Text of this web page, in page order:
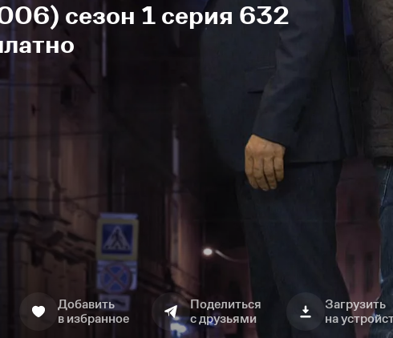
сезон 1 серия 632
Добавить
в избранное
Поделиться
с друзьями
Загрузить
на